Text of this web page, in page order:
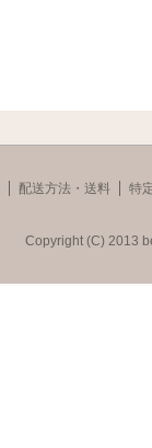
配送方法・送料 特
Copyright (C) 2013